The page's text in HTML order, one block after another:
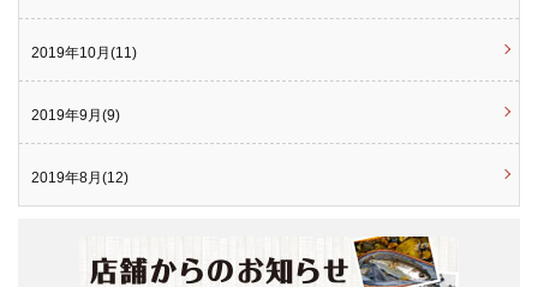
2019年10月(11)
2019年9月(9)
2019年8月(12)